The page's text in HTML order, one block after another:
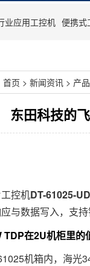
业应用工控机 便携式
首页 > 新闻资讯 > 产
东田科技的
控机DT-61025-
与数据写入，支
在2U机柜里的
机箱内，海光